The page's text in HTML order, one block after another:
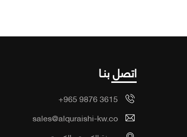
اتصل بنـا
+965 9876 3615
sales@alquraishi-kw.co